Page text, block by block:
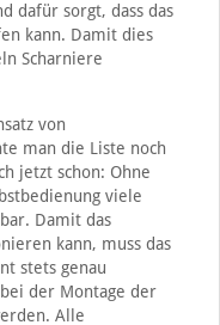
dafür sorgt, dass das
kann. Damit dies
Scharniere
von
man die Liste noch
jetzt schon: Ohne
viele
Damit das
kann, muss das
stets genau
der Montage der
Alle